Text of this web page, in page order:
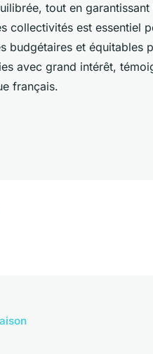
tout en
collectivités est essentiel
budgétaires et équitables
avec grand intérêt,
français.